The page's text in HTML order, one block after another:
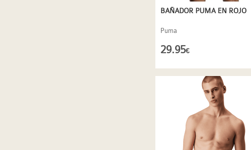
BAÑADOR PUMA EN ROJO
Puma
29.95€